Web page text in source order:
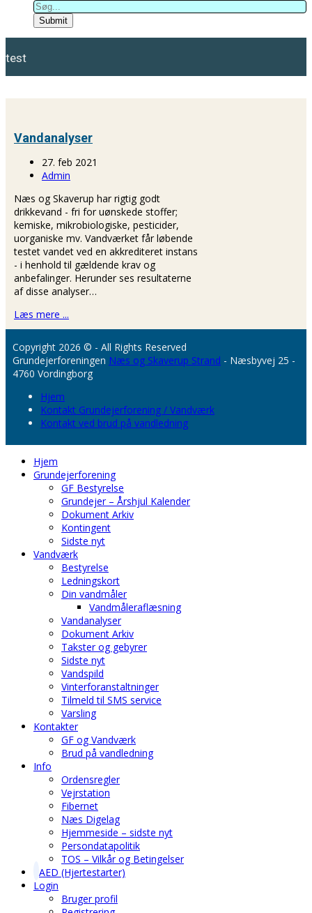
Submit
test
Vandanalyser
27. feb 2021
Admin
Næs og Skaverup har rigtig godt
drikkevand - fri for uønskede stoffer;
kemiske, mikrobiologiske, pesticider,
uorganiske mv. Vandværket får løbende
testet vandet ved en akkrediteret instans
- i henhold til gældende krav og
anbefalinger. Herunder ses resultaterne
af disse analyser…
Læs mere ...
Copyright 2026 © - All Rights Reserved
Grundejerforeningen Næs og Skaverup Strand - Næsbyvej 25 -
4760 Vordingborg
Hjem
Kontakt Grundejerforening / Vandværk
Kontakt ved brud på vandledning
Hjem
Grundejerforening
GF Bestyrelse
Grundejer – Årshjul Kalender
Dokument Arkiv
Kontingent
Sidste nyt
Vandværk
Bestyrelse
Ledningskort
Din vandmåler
Vandmåleraflæsning
Vandanalyser
Dokument Arkiv
Takster og gebyrer
Sidste nyt
Vandspild
Vinterforanstaltninger
Tilmeld til SMS service
Varsling
Kontakter
GF og Vandværk
Brud på vandledning
Info
Ordensregler
Vejrstation
Fibernet
Næs Digelag
Hjemmeside – sidste nyt
Persondatapolitik
TOS – Vilkår og Betingelser
AED (Hjertestarter)
Login
Bruger profil